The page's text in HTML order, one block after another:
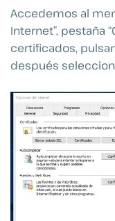
Accedemos al
Internet”, pestaña
certificados,
después